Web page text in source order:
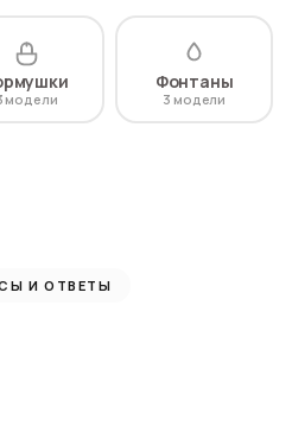
Фонтаны
3
И ОТВЕТЫ